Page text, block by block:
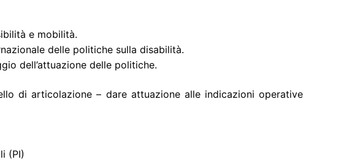
e mobilità.
delle politiche sulla disabilità.
dell’attuazione delle politiche.
di articolazione – dare attuazione alle indicazioni operative
(PI)